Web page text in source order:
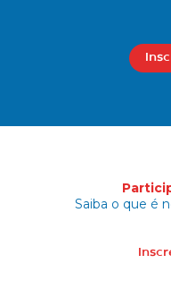
Saiba o que é